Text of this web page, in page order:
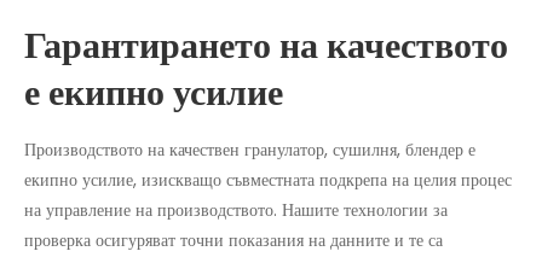
Гарантирането на качеството
е екипно усилие
Производството на качествен гранулатор, сушилня, блендер е
екипно усилие, изискващо съвместната подкрепа на целия процес
на управление на производството. Нашите технологии за
проверка осигуряват точни показания на данните и те са